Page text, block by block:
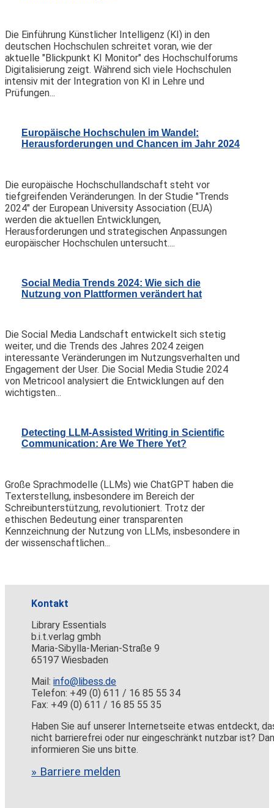
Die Einführung Künstlicher Intelligenz (KI) in den
deutschen Hochschulen schreitet voran, wie der
aktuelle "Blickpunkt KI Monitor" des Hochschulforums
Digitalisierung zeigt. Während sich viele Hochschulen
intensiv mit der Integration von KI in Lehre und
Prüfungen...
Europäische Hochschulen im Wandel:
Herausforderungen und Chancen im Jahr 2024
Die europäische Hochschullandschaft steht vor
tiefgreifenden Veränderungen. In der Studie "Trends
2024" der European University Association (EUA)
werden die aktuellen Entwicklungen,
Herausforderungen und strategischen Anpassungen
europäischer Hochschulen untersucht....
Social Media Trends 2024: Wie sich die
Nutzung von Plattformen verändert hat
Die Social Media Landschaft entwickelt sich stetig
weiter, und die Trends des Jahres 2024 zeigen
interessante Veränderungen im Nutzungsverhalten und
Engagement der User. Die Social Media Studie 2024
von Metricool analysiert die Entwicklungen auf den
wichtigsten...
Detecting LLM-Assisted Writing in Scientific
Communication: Are We There Yet?
Große Sprachmodelle (LLMs) wie ChatGPT haben die
Texterstellung, insbesondere im Bereich der
Schreibunterstützung, revolutioniert. Trotz der
ethischen Bedeutung einer transparenten
Kennzeichnung der Nutzung von LLMs, insbesondere in
der wissenschaftlichen...
Kontakt
Library Essentials
b.i.t.verlag gmbh
Maria-Sibylla-Merian-Straße 9
65197 Wiesbaden
Mail:info@libess.de
Telefon: +49 (0) 611 / 16 85 55 34
Fax: +49 (0) 611 / 16 85 55 35
Haben Sie auf unserer Internetseite etwas entdeckt,
nicht barrierefrei oder nur eingeschränkt nutzbar ist?
informieren Sie uns bitte.
» Barriere melden